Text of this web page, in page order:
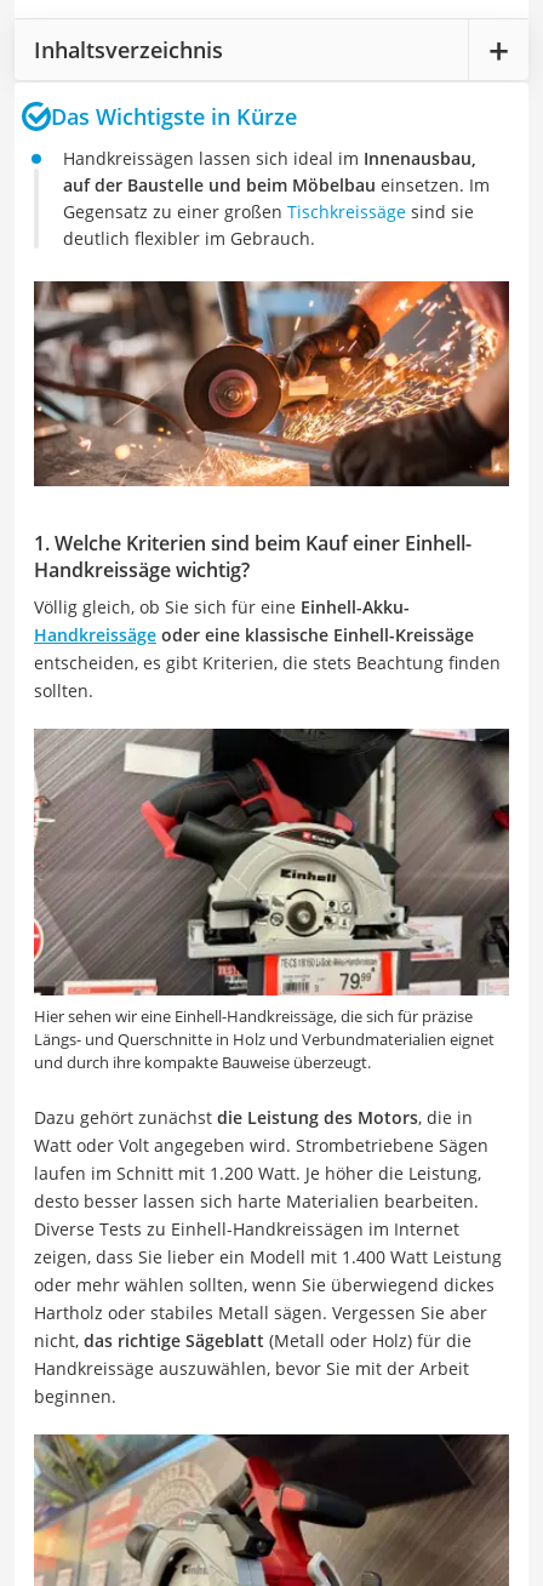
Inhaltsverzeichnis
Das Wichtigste in Kürze
Handkreissägen lassen sich ideal im Innenausbau,
auf der Baustelle und beim Möbelbau einsetzen. Im
Gegensatz zu einer großen Tischkreissäge sind sie
deutlich flexibler im Gebrauch.
1. Welche Kriterien sind beim Kauf einer Einhell-
Handkreissäge wichtig?
Völlig gleich, ob Sie sich für eine Einhell-Akku-
Handkreissäge oder eine klassische Einhell-Kreissäge
entscheiden, es gibt Kriterien, die stets Beachtung finden
sollten.
Hier sehen wir eine Einhell-Handkreissäge, die sich für präzise
Längs- und Querschnitte in Holz und Verbundmaterialien eignet
und durch ihre kompakte Bauweise überzeugt.
Dazu gehört zunächst die Leistung des Motors, die in
Watt oder Volt angegeben wird. Strombetriebene Sägen
laufen im Schnitt mit 1.200 Watt. Je höher die Leistung,
desto besser lassen sich harte Materialien bearbeiten.
Diverse Tests zu Einhell-Handkreissägen im Internet
zeigen, dass Sie lieber ein Modell mit 1.400 Watt Leistung
oder mehr wählen sollten, wenn Sie überwiegend dickes
Hartholz oder stabiles Metall sägen. Vergessen Sie aber
nicht, das richtige Sägeblatt (Metall oder Holz) für die
Handkreissäge auszuwählen, bevor Sie mit der Arbeit
beginnen.